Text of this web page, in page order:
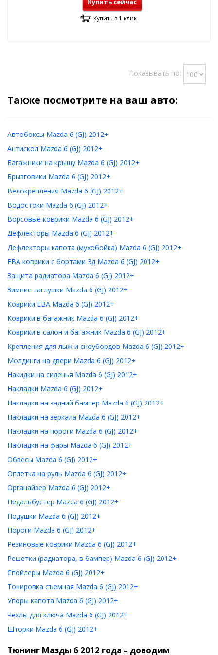
Купить сейчас
Купить в 1 клик
Показывать по:
Также посмотрите на ваш авто:
Автобоксы Mazda 6 (GJ) 2012+
Антискол Mazda 6 (GJ) 2012+
Багажники на крышу Mazda 6 (GJ) 2012+
Брызговики Mazda 6 (GJ) 2012+
Велокрепления Mazda 6 (GJ) 2012+
Водостоки Mazda 6 (GJ) 2012+
Ворсовые коврики Mazda 6 (GJ) 2012+
Дефлекторы Mazda 6 (GJ) 2012+
Дефлекторы капота (мухобойка) Mazda 6 (GJ) 2012+
ЕВА коврики с бортами 3д Mazda 6 (GJ) 2012+
Защита радиатора Mazda 6 (GJ) 2012+
Зимние заглушки Mazda 6 (GJ) 2012+
Коврики ЕВА Mazda 6 (GJ) 2012+
Коврики в багажник Mazda 6 (GJ) 2012+
Коврики в салон и багажник Mazda 6 (GJ) 2012+
Крепления для лыж и сноубордов Mazda 6 (GJ) 2012+
Молдинги на двери Mazda 6 (GJ) 2012+
Накидки на сиденья Mazda 6 (GJ) 2012+
Накладки Mazda 6 (GJ) 2012+
Накладки на задний бампер Mazda 6 (GJ) 2012+
Накладки на зеркала Mazda 6 (GJ) 2012+
Накладки на пороги Mazda 6 (GJ) 2012+
Накладки на фары Mazda 6 (GJ) 2012+
Обвесы Mazda 6 (GJ) 2012+
Оплетка на руль Mazda 6 (GJ) 2012+
Органайзер Mazda 6 (GJ) 2012+
Педальбустер Mazda 6 (GJ) 2012+
Подушки Mazda 6 (GJ) 2012+
Пороги Mazda 6 (GJ) 2012+
Резиновые коврики Mazda 6 (GJ) 2012+
Решетки (радиатора, в бампер) Mazda 6 (GJ) 2012+
Спойлеры Mazda 6 (GJ) 2012+
Тонировка съемная Mazda 6 (GJ) 2012+
Упоры капота Mazda 6 (GJ) 2012+
Чехлы для ключа Mazda 6 (GJ) 2012+
Шторки Mazda 6 (GJ) 2012+
Тюнинг Мазды 6 2012 года – доводим